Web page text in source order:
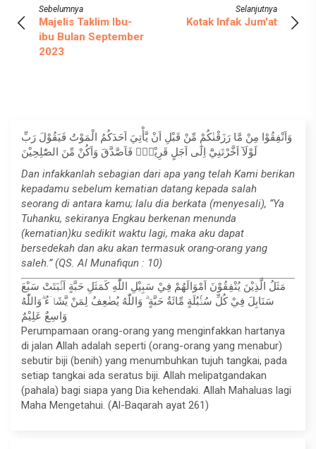
Sebelumnya
Majelis Taklim Ibu-
ibu Bulan September
2023
Selanjutnya
Kotak Infak Jum'at
وَاَنْفِقُوْا مِنْ مَّا رَزَقْنٰكُمْ مِّنْ قَبْلِ اَنْ يَّأْتِيَ اَحَدَكُمُ الْمَوْتُ فَيَقُوْلَ رَبِّ
لَوْلَآ اَخَّرْتَنِيْٓ اِلٰٓى اَجَلٍ قَرِيْبٍۚ فَاَصَّدَّقَ وَاَكُنْ مِّنَ الصّٰلِحِيْنَ
Dan infakkanlah sebagian dari apa yang telah Kami berikan
kepadamu sebelum kematian datang kepada salah
seorang di antara kamu; lalu dia berkata (menyesali), “Ya
Tuhanku, sekiranya Engkau berkenan menunda
(kematian)ku sedikit waktu lagi, maka aku dapat
bersedekah dan aku akan termasuk orang-orang yang
saleh.” (QS. Al Munafiqun : 10)
مَثَلُ الَّذِيْنَ يُنْفِقُوْنَ اَمْوَالَهُمْ فِيْ سَبِيْلِ اللّٰهِ كَمَثَلِ حَبَّةٍ اَنْۢبَتَتْ سَبْعَ
سَنَابِلَ فِيْ كُلِّ سُنْۢبُلَةٍ مِّائَةُ حَبَّةٍ ۗ وَاللّٰهُ يُضٰعِفُ لِمَنْ يَّشَاۤءُ ۗوَاللّٰهُ
وَاسِعٌ عَلِيْمٌ
Perumpamaan orang-orang yang menginfakkan hartanya
di jalan Allah adalah seperti (orang-orang yang menabur)
sebutir biji (benih) yang menumbuhkan tujuh tangkai, pada
setiap tangkai ada seratus biji. Allah melipatgandakan
(pahala) bagi siapa yang Dia kehendaki. Allah Mahaluas lagi
Maha Mengetahui. (Al-Baqarah ayat 261)